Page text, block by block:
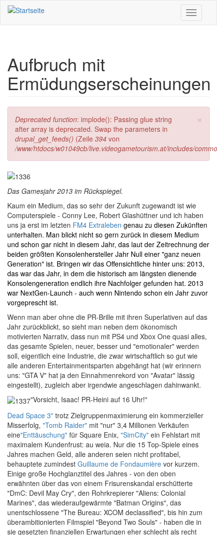
Direkt zum Inhalt
Toggle
Aufbruch mit
Ermüdungserscheinungen
×
Fehlermeldung
Deprecated function: implode(): Passing glue string
after array is deprecated. Swap the parameters in
drupal_get_feeds() (Zeile 394 von
/www/htdocs/w01049cb/live.videogametourism.at/includes/
Das Gamesjahr 2013 im Rückspiegel.
Kaum ein Medium, das so sehr der Zukunft zugewandt ist wie
Computerspiele - Conny Lee, Robert Glashüttner und ich haben
uns ja erst im letzten FM4 Extraleben genau zu diesen Zukünften
unterhalten. Man blickt nicht so gern zurück in diesem Medium
und schon gar nicht in diesem Jahr, das laut der Zeitrechnung der
beiden größten Konsolenhersteller Jahr Null einer "ganz neuen
Generation" ist. Bringen wir das Offensichtliche hinter uns: 2013,
das war das Jahr, in dem die historisch am längsten dienende
Konsolengeneration endlich ihre Nachfolger gefunden hat. 2013
war NextGen-Launch - auch wenn Nintendo schon ein Jahr zuvor
vorgeprescht ist.
Wenn man aber ohne die PR-Brille mit ihren Superlativen auf das
Jahr zurückblickt, so sieht man neben dem ökonomisch
motivierten Narrativ, dass nun mit PS4 und Xbox One quasi alles,
das gesamte Spielen, neuer, besser und "emotionaler" werden
soll, eigentlich eine Industrie, die zwar wirtschaftlich so gut wie
alle anderen Entertainmentsparten abgehängt hat (wir erinnern
uns: "GTA V" hat ja den Einnahmenrekord von "Avatar" lässig
eingestellt), zugleich aber irgendwie angeschlagen dahinwankt.
"Vorsicht, Isaac! PR-Heini auf 16 Uhr!"
Dead Space 3" trotz Zielgruppenmaximierung ein kommerzieller
Misserfolg, "Tomb Raider" mit "nur" 3,4 Millionen Verkäufen
eine"Enttäuschung" für Square Enix, "SimCity" ein Fehlstart mit
maximalem Kundenfrust: au weia. Nur die 15 Top-Spiele eines
Jahres machen Geld, alle anderen seien nicht profitabel,
behauptete zumindest Guillaume de Fondaumière vor kurzem.
Einige große Hochglanztitel des Jahres - von den oben
erwähnten über das von einem Frisurenskandal erschütterte
"DmC: Devil May Cry", den Rohrkrepierer "Aliens: Colonial
Marines", das wiederaufgewärmte "Batman Origins", das
unentschlossene "The Bureau: XCOM declassified", bis hin zum
überambitionierten Filmspiel "Beyond Two Souls" - haben die in
sie gesetzten finanziellen Erwartungen eher schlecht als recht